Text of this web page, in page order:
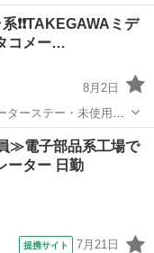
ー
❗❗TAKEGAWAミデ
コメー…
8月2日
ターステー・未使用配
も武川ホワイト＆ブラッ
イプ・シャリー・ダック
≫電子部品系工場で
ーター 日勤
提携サイト 7月21日